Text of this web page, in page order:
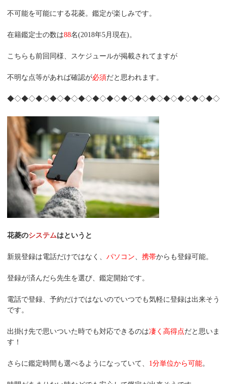
不可能を可能にする花菱。鑑定が楽しみです。
在籍鑑定士の数は88名(2018年5月現在)。
こちらも前回同様、スケジュールが掲載されてますが
不明な点等があれば確認が必須だと思われます。
◆◇◆◇◆◇◆◇◆◇◆◇◆◇◆◇◆◇◆◇◆◇◆◇◆◇◆◇◆◇
花菱のシステムはというと
新規登録は電話だけではなく、 パソコン 携帯からも登録可能。
登録が済んだら先生を選び、鑑定開始です。
電話で登録、予約だけではないのでいつでも気軽に登録は出来そう
です。
出掛け先で思いついた時でも対応できるのは凄く高得点だと思いま
す！
さらに鑑定時間も選べるようになっていて、 1分単位から可能。